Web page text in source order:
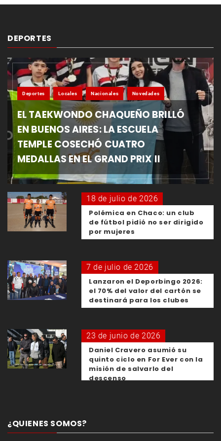
DEPORTES
Deportes Locales Nacionales Novedades
EL TAEKWONDO CHAQUEÑO BRILLÓ
EN BUENOS AIRES: LA ESCUELA
TEMPLE COSECHÓ CUATRO
MEDALLAS EN EL GRAND PRIX II
18 de julio de 2026
Polémica en Chaco: un club
de fútbol pidió no ser dirigido
por mujeres
7 de julio de 2026
Lanzaron el Deporbingo 2026:
el 70% del valor del cartón se
destinará para los clubes
23 de junio de 2026
Daniel Cravero asumió su
quinto ciclo en For Ever con la
misión de salvarlo del
descenso
¿QUIENES SOMOS?